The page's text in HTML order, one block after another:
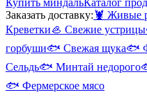
Купить миндальКаталог
Заказать доставку: 🦞 Живые
Креветки🦪 Свежие устрицы
горбуши🐟 Свежая щука🐟
Сельдь🐟 Минтай недорого
🐟 Фермерское мясо